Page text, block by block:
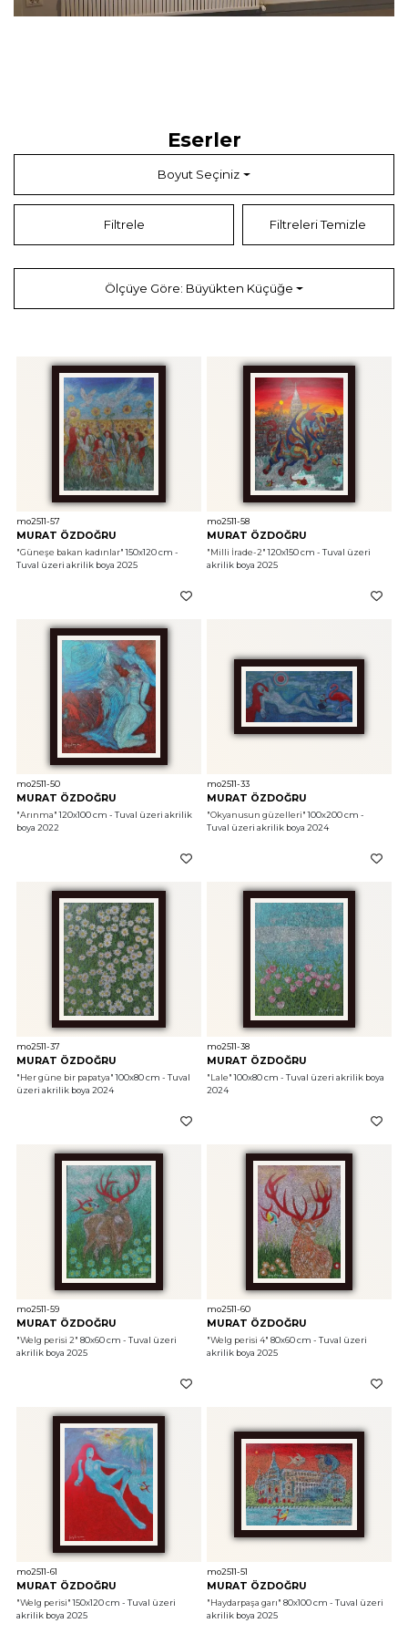
izlerini taşırken; zamanla bu öğeler doğayla bütünleşen, daha organik ve
akışkan bir dile evriliyor. Sanatçının eserleri,kaostan düzene,korkudan
Eserler
Boyut Seçiniz
Filtrele Filtreleri Temizle
Ölçüye Göre: Büyükten Küçüğe
mo2511-57
MURAT ÖZDOĞRU
"Güneşe bakan kadınlar" 150x120 cm -
Tuval üzeri akrilik boya 2025
mo2511-58
MURAT ÖZDOĞRU
"Milli İrade-2" 120x150 cm - Tuval üzeri
akrilik boya 2025
mo2511-50
MURAT ÖZDOĞRU
"Arınma" 120x100 cm - Tuval üzeri akrilik
boya 2022
mo2511-33
MURAT ÖZDOĞRU
"Okyanusun güzelleri" 100x200 cm -
Tuval üzeri akrilik boya 2024
mo2511-37
MURAT ÖZDOĞRU
"Her güne bir papatya" 100x80 cm - Tuval
üzeri akrilik boya 2024
mo2511-38
MURAT ÖZDOĞRU
"Lale" 100x80 cm - Tuval üzeri akrilik boya
2024
mo2511-59
MURAT ÖZDOĞRU
"Welg perisi 2" 80x60 cm - Tuval üzeri
akrilik boya 2025
mo2511-60
MURAT ÖZDOĞRU
"Welg perisi 4" 80x60 cm - Tuval üzeri
akrilik boya 2025
mo2511-61
MURAT ÖZDOĞRU
"Welg perisi" 150x120 cm - Tuval üzeri
akrilik boya 2025
mo2511-51
MURAT ÖZDOĞRU
"Haydarpaşa garı" 80x100 cm - Tuval üzeri
akrilik boya 2025